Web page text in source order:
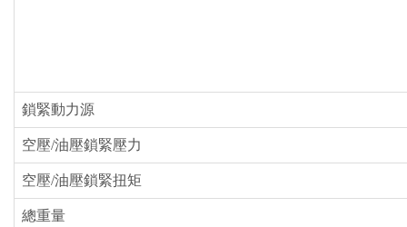
鎖緊動力源
空壓/油壓鎖緊壓力
空壓/油壓鎖緊扭矩
總重量